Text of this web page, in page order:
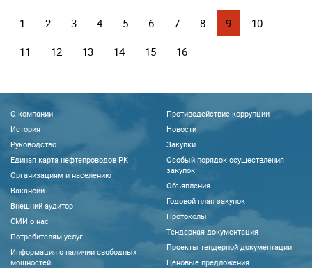
1 2 3 4 5 6 7 8 9 10
11 12 13 14 15 16
О компании
История
Руководство
Единая карта нефтепроводов РК
Организациям и населению
Вакансии
Внешний аудитор
CМИ о нас
Потребителям услуг
Информация о наличии свободных
мощностей
Противодействие коррупции
Новости
Закупки
Особый порядок осуществления
закупок
Объявления
Годовой план закупок
Протоколы
Тендерная документация
Проекты тендерной документации
Ценовые предложения